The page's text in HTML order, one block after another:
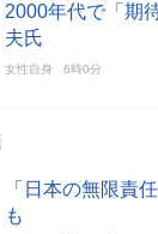
2000年代で「期
夫氏
女性自身 6時0分
「日本の無限責
も